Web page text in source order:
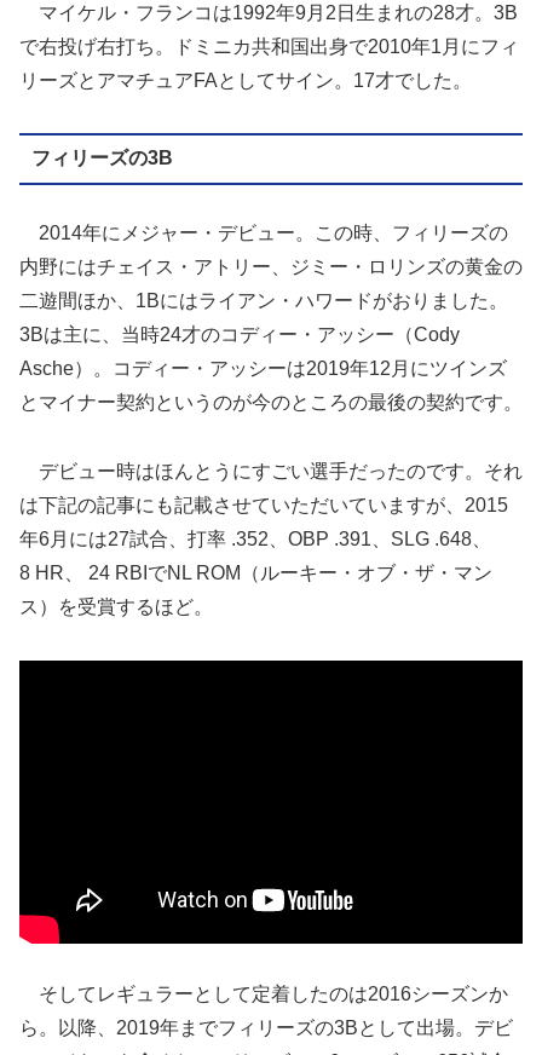
マイケル・フランコは1992年9月2日生まれの28才。3B
で右投げ右打ち。ドミニカ共和国出身で2010年1月にフィ
リーズとアマチュアFAとしてサイン。17才でした。
フィリーズの3B
2014年にメジャー・デビュー。この時、フィリーズの
内野にはチェイス・アトリー、ジミー・ロリンズの黄金の
二遊間ほか、1Bにはライアン・ハワードがおりました。
3Bは主に、当時24才のコディー・アッシー（Cody
Asche）。コディー・アッシーは2019年12月にツインズ
とマイナー契約というのが今のところの最後の契約です。
デビュー時はほんとうにすごい選手だったのです。それ
は下記の記事にも記載させていただいていますが、2015
年6月には27試合、打率 .352、OBP .391、SLG .648、
8 HR、 24 RBIでNL ROM（ルーキー・オブ・ザ・マン
ス）を受賞するほど。
そしてレギュラーとして定着したのは2016シーズンか
ら。以降、2019年までフィリーズの3Bとして出場。デビ